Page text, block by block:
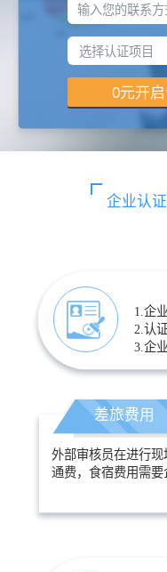
输入您的联系方
企业认
1.企
2.认
3.企
差旅费用
外部审核员在进行
通费，食宿费用需要